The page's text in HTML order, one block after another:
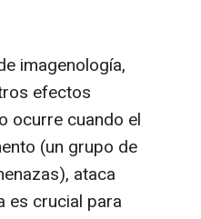
imagenología,
efectos
ocurre cuando el
(un grupo de
ataca
es crucial para